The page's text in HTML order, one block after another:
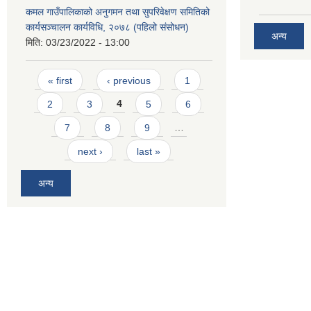
कमल गाउँपालिकाको अनुगमन तथा सुपरिवेक्षण समितिको
कार्यसञ्चालन कार्यविधि, २०७८ (पहिलो संसोधन)
मिति: 03/23/2022 - 13:00
Pages
« first ‹ previous 1
2 3 4 5 6
7 8 9 …
next › last »
अन्य
अन्य